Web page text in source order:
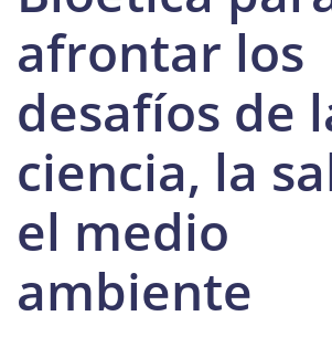
afrontar los
desafíos de
ciencia, la
el medio
ambiente